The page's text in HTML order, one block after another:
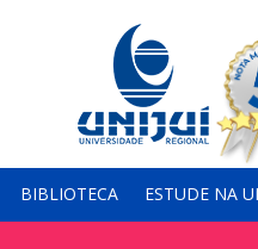
BIBLIOTECA ESTUDE NA